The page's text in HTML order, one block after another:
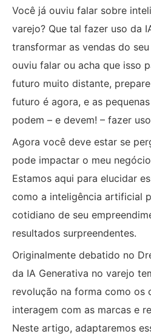
Você já ouviu falar sobre
varejo? Que tal fazer uso da
transformar as vendas do
ouviu falar ou acha que isso
futuro muito distante,
futuro é agora, e as
podem – e devem! – fazer
Agora você deve estar se
pode impactar o meu
Estamos aqui para elucidar
como a inteligência artificial
cotidiano de seu
resultados surpreendentes.
Originalmente debatido no
da IA Generativa no varejo
revolução na forma como os
interagem com as marcas e
Neste artigo, adaptaremos